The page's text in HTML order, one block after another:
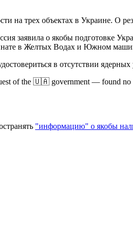
на трех объектах в Украине. О
заявила о якобы подготовке
в Желтых Водах и Южном
в отсутствии ядерных
of the 🇺🇦 government — found no
"информацию" о якобы